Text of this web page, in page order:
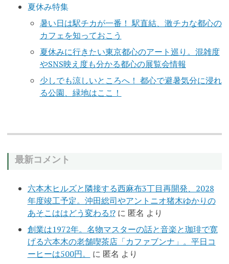
夏休み特集
暑い日は駅チカが一番！ 駅直結、激チカな都心の
カフェを知っておこう
夏休みに行きたい東京都心のアート巡り。混雑度
やSNS映え度も分かる都心の展覧会情報
少しでも涼しいところへ！ 都心で避暑気分に浸れ
る公園、緑地はここ！
最新コメント
六本木ヒルズと隣接する西麻布3丁目再開発、2028
年度竣工予定。沖田総司やアントニオ猪木ゆかりの
あそこははどう変わる!?に 匿名 より
創業は1972年。名物マスターの話と音楽と珈琲で寛
げる六本木の老舗喫茶店「カファブンナ」。平日コ
ーヒーは500円。
に 匿名 より